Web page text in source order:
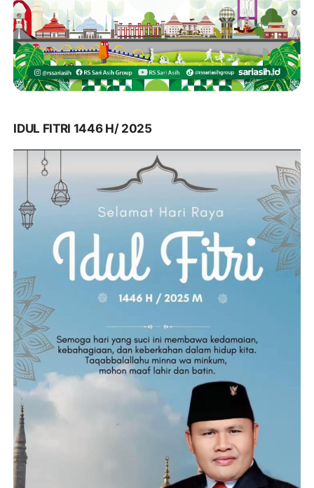
IDUL FITRI 1446 H/ 2025